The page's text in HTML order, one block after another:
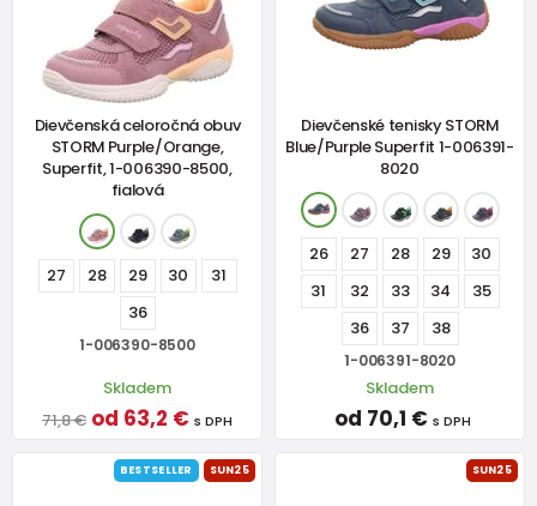
Dievčenská celoročná obuv
STORM Purple/Orange,
Superfit, 1-006390-8500,
fialová
27 28 29 30
31
36
1-006390-8500
Skladem
71,8 € od 63,2 € s DPH
Dievčenské tenisky STORM
Blue/Purple Superfit 1-006391-
8020
26 27 28 29
30
31
32 33 34
35
36
37 38
1-006391-8020
Skladem
od 70,1 € s DPH
BESTSELLER SUN25 SUN25